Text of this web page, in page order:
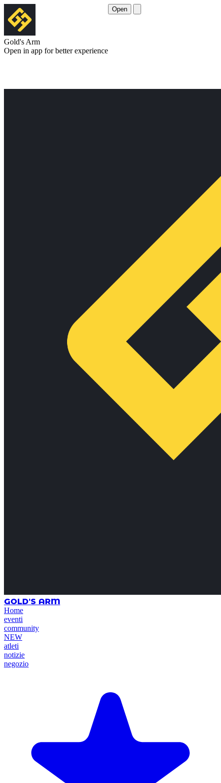
Gold's Arm
Open in app for better experience
Open
GOLD'S ARM
Home
eventi
community
NEW
atleti
notizie
negozio